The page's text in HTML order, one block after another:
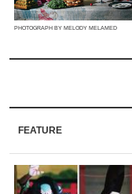
PHOTOGRAPH BY MELODY MELAMED
FEATURE